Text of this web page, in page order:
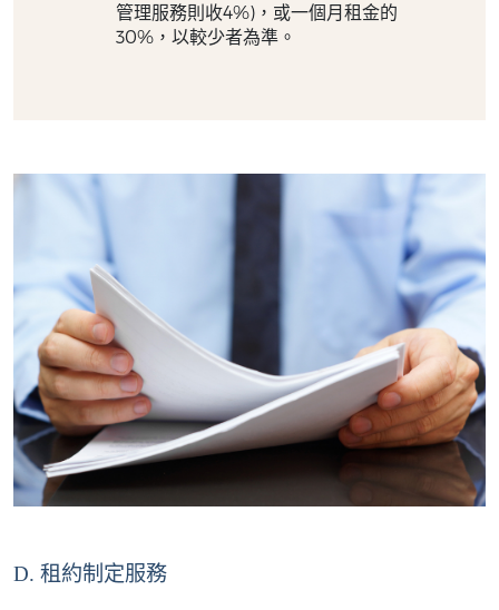
管理服務則收4%)，或一個月租金的
30%，以較少者為準。
D. 租約制定服務